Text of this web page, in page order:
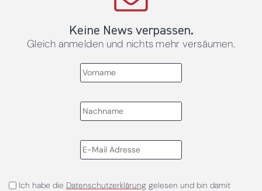
Keine News verpassen.
Gleich anmelden und nichts mehr versäumen.
Ich habe die Datenschutzerklärunggelesen und bin damit